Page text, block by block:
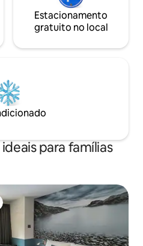
Estacionamento
gratuito no local
para famílias
dos hóspedes